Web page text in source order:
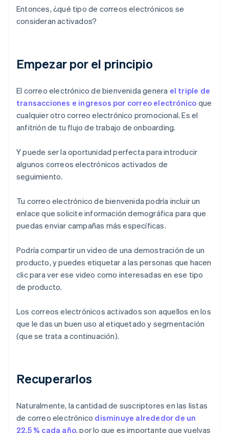
Entonces, ¿qué tipo de correos electrónicos se
consideran activados?
Empezar por el principio
El correo electrónico de bienvenida genera el triple de
transacciones e ingresos por correo electrónico que
cualquier otro correo electrónico promocional. Es el
anfitrión de tu flujo de trabajo de onboarding.
Y puede ser la oportunidad perfecta para introducir
algunos correos electrónicos activados de
seguimiento.
Tu correo electrónico de bienvenida podría incluir un
enlace que solicite información demográfica para que
puedas enviar campañas más específicas.
Podría compartir un video de una demostración de un
producto, y puedes etiquetar a las personas que hacen
clic para ver ese video como interesadas en ese tipo
de producto.
Los correos electrónicos activados son aquellos en los
que le das un buen uso al etiquetado y segmentación
(que se trata a continuación).
Recuperarlos
Naturalmente, la cantidad de suscriptores en las listas
de correo electrónico disminuye alrededor de un
22.5 % cada año, por lo que es importante que vuelvas